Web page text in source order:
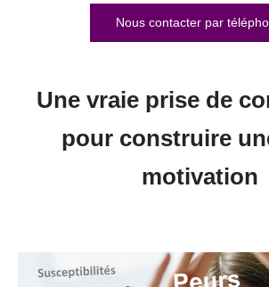
Nous contacter par
Une vraie prise de
pour construire
motivation